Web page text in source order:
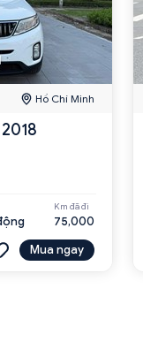
Hồ Chí Minh
Km đã đi
75,000
Mua ngay